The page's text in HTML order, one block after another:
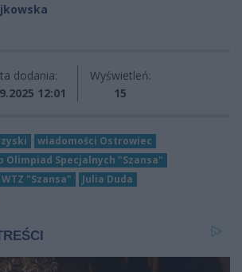
dodania:
12:01
Wyświetleń:
15
wiadomości Ostrowiec
Olimpiad Specjalnych "Szansa"
"Szansa"
Julia Duda